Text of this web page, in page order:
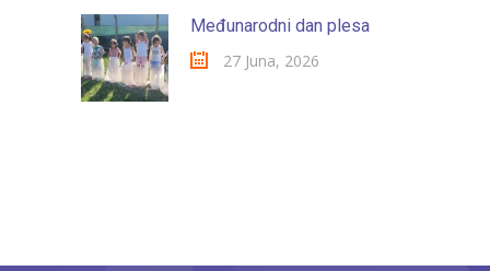
Projekti
Mala škola sporta
Međunarodni dan plesa
27 Juna, 2026